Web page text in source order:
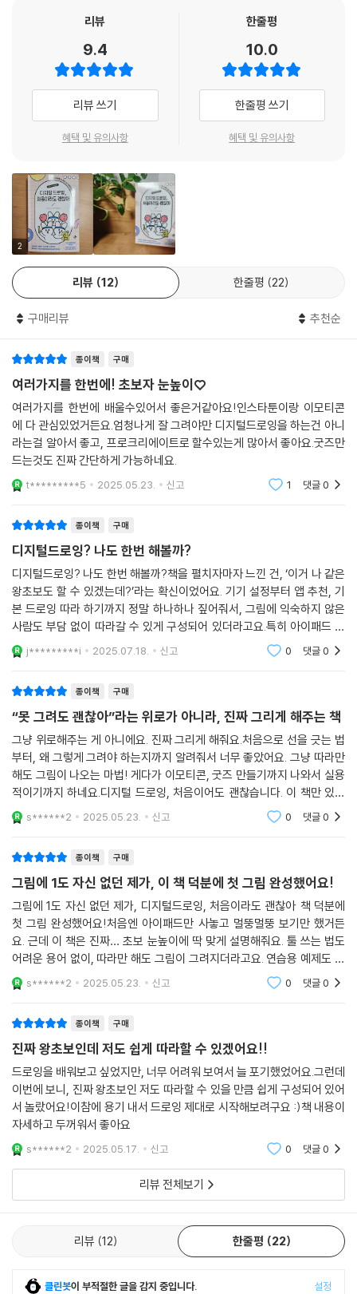
지를 알기 어렵죠. 작은 캔버스 화면도 크게 보이고, 막막할 때가 있습니다.
그런 막연한 두려움을 떨쳐내고 누구나 편하게 디지털 드로잉을 만날 수
있도록 돕고 싶었습니다. 그래서 캐릭터를 그려보고, 이모티콘과 인스타툰
을 만들어보고, 내 그림으로 굿즈까지 제작하는 모든 과정을 한 권의 책으
로 담았습니다. 그림을 그리는 동안 여러분이 행복하면 좋겠습니다.” - 저
자의 말에서
재미있게 기능을 익힐 수 있도록 난이도에 따라 단계를 나누어 순차적으로
구성했습니다.
1부에서는 스케치, 채색, 텍스처 활용 등 프로크리에이트의 기본 사용법을
알려주며, 프로크리에이트 앱 사용이 처음인 독자도 천천히 익힐 수 있도
록 안내합니다.
2부와 3부에서는 나만의 아기자기한 캐릭터와 이모티콘을 제작하는 방법
하는 구체적인 방법도 담았으며, 캐릭터를 2등신, 3등신 스타일로 단순화
해 초보자도 쉽게 따라 그릴 수 있도록 구체적으로 설명하며, 제작한 캐릭
터에 대한 저작권 등록 방법까지 함께 살펴볼 수 있습니다.
4부에서는 내가 만든 캐릭터를 바탕으로 인스타툰을 직접 기획하고 그리
는 과정을 단계별로 따라갈 수 있습니다. 스토리보드 구상부터 컷 구성, 채
색, 업로드까지 실제 창작자의 작업 과정을 그대로 녹여내어 흥미롭습니
다.
마지막 5부에서는 내가 그린 그림에 생명력을 불어넣어 굿즈를 제작하는
과정과 방법을 소개합니다. 캔바, 뚝딱샵 등의 플랫폼을 활용해 누구나 쉽
게 메모지, 스티커, 미니배너, 클립보드 등 다양한 형태의 굿즈를 만들 수
있는 실전 노하우가 자세히 담겨 있습니다.
AI로 손쉽게 그림 그리기가 가능한 시대, 버튼 몇 번이면 그럴듯한 이미지
를 생성할 수 있습니다. 하지만 여전히 사람의 손으로 그린 그림이 주는 감
동은 다릅니다. 이 책과 함께 머릿속으로만 생각했던 자신만의 그림을 실
상을 경험할 수 있을 것입니다.
의 스타일을 발견하도록 도와준다. 특히 수업 현장에서 아이들과 함께 만
든 개성 넘치는 드로잉들이 굿즈로 탄생하는 과정은 디지털 드로잉이 얼마
나 실생활과 가까운 도구인지 보여준다. 디지털 드로잉이 처음인 분들과
프로크리에이트를 오래 사용해온 예술 분야 교육인으로서, 뛰어난 도구를
만나는 것도 의미 있지만, 배움의 올바른 길을 열어주는 책을 만나는 것이
야말로 진정한 시작이라고 생각한다. 이 책은 여러 전문가의 경험과 지혜
를 모아 완성한 책으로 친절함과 전문성을 두루 갖추어 디지털 드로잉 초
심자에게 든든한 자신감을 심어준다. 단순한 설명서를 넘어 누구나 부담
없이 창작의 즐거움을 맛보고 성장할 수 있도록 이끄는 알찬 안내자가 되
어줄 것이다. 콘텐츠 제작이 막연하고 어렵게만 느껴졌던 이들도 이 책을
차근차근 따라가다 보면, 마음속에 그려둔 상상의 세계가 눈앞에 펼쳐질
것이다. 나 역시 경험한 창작의 기쁨을 여러분도 만나게 되기를 진심으로
- 최희존 (예술교육자)
그림까지도 인공지능이 사람 대신 만들어주는 요즘이지만, 여전히 직접 그
리는 그림을 좋아하고, 그 과정을 사랑하며, 새롭게 그림을 시작하고 싶어
하는 이들이 있다. 이 책은 쉽고 부드러운 어조로 속삭이면서도, 그림에 대
한 사람들의 뜨거운 열정을 자극한다. 선뜻 그림을 시작하자니 부담감이
앞설 때, 디지털 드로잉을 매개 삼아 좀 더 편하게 그림을 접하면서 네 명의
롭게 채워가는 자신을 발견할 수 있을 것이다. 제목에서 말하듯, 이 책과 함
께라면 디지털 드로잉, 처음이라도 괜찮을 것 같다.
- 황인관 (충남초등미술교과연구회 회장)
리뷰
9.4
리뷰 쓰기
혜택 및 유의사항
한줄평
10.0
한줄평 쓰기
혜택 및 유의사항
2
리뷰 12 한줄평 22
구매리뷰 추천순
종이책 구매
여러가지를 한번에! 초보자 눈높이♡
여러가지를 한번에 배울수있어서 좋은거같아요!인스타툰이랑 이모티콘
에 다 관심있었거든요.엄청나게 잘 그려야만 디지털드로잉을 하는건 아니
라는걸 알아서 좋고, 프로크리에이트로 할수있는게 많아서 좋아요.굿즈만
드는것도 진짜 간단하게 가능하네요.
t*********5 2025.05.23. 신고 1 댓글0
종이책 구매
디지털드로잉? 나도 한번 해볼까?
디지털드로잉? 나도 한번 해볼까?책을 펼치자마자 느낀 건, ‘이거 나 같은
왕초보도 할 수 있겠는데?’라는 확신이었어요. 기기 설정부터 앱 추천, 기
본 드로잉 따라 하기까지 정말 하나하나 짚어줘서, 그림에 익숙하지 않은
사람도 부담 없이 따라갈 수 있게 구성되어 있더라고요.특히 아이패드 유
저라면 더 반가운 내용이 가득! ‘프로크리에이트’라는 앱을 활용한 예시들
이 많아서
j*********i 2025.07.18. 신고 0 댓글0
종이책 구매
“못 그려도 괜찮아”라는 위로가 아니라, 진짜 그리게 해주는 책
그냥 위로해주는 게 아니에요. 진짜 그리게 해줘요.처음으로 선을 긋는 법
부터, 왜 그렇게 그려야 하는지까지 알려줘서 너무 좋았어요. 그냥 따라만
해도 그림이 나오는 마법! 게다가 이모티콘, 굿즈 만들기까지 나와서 실용
적이기까지 하네요.디지털 드로잉, 처음이어도 괜찮습니다. 이 책만 있다
면. s******2 2025.05.23. 신고 0 댓글0
종이책 구매
그림에 1도 자신 없던 제가, 이 책 덕분에 첫 그림 완성했어요!
그림에 1도 자신 없던 제가, 디지털드로잉, 처음이라도 괜찮아 책 덕분에
첫 그림 완성했어요!처음엔 아이패드만 사놓고 멀뚱멀뚱 보기만 했거든
요. 근데 이 책은 진짜… 초보 눈높이에 딱 맞게 설명해줘요. 툴 쓰는 법도
어려운 용어 없이, 따라만 해도 그림이 그려지더라고요. 연습용 예제도 감
성 넘치고요.디지털 드로잉이 어려운 게 아니라, 시작할 방법이 없었던 거
였어요. 이 책은
s******2 2025.05.23. 신고 0 댓글0
종이책 구매
진짜 왕초보인데 저도 쉽게 따라할 수 있겠어요!!
드로잉을 배워보고 싶었지만, 너무 어려워 보여서 늘 포기했었어요.그런데
이번에 보니, 진짜 왕초보인 저도 따라할 수 있을 만큼 쉽게 구성되어 있어
서 놀랐어요!이참에 용기 내서 드로잉 제대로 시작해보려구요 :)책 내용이
자세하고 두꺼워서 좋아요
s******2 2025.05.17. 신고 0 댓글0
리뷰 전체보기
리뷰 12 한줄평 22
클린봇이 부적절한 글을 감지 중입니다. 설정